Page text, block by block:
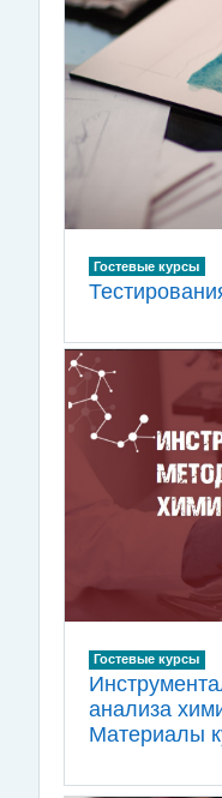
Гостевые курсы
Гостевые курсы
анализа
Материалы